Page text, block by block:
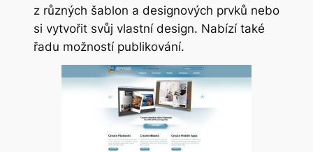
z různých šablon a designových prvků nebo
si vytvořit svůj vlastní design. Nabízí také
řadu možností publikování.